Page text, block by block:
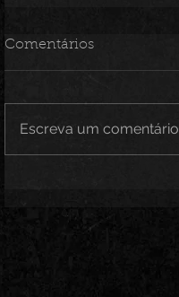
Comentários
Escreva um comentário